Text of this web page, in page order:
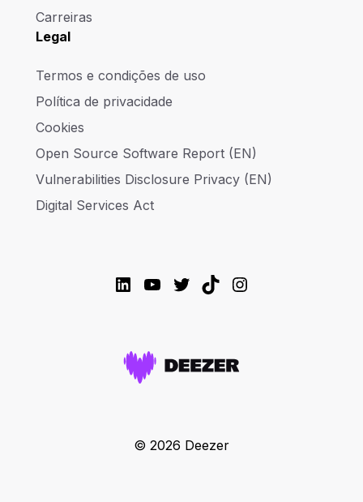
Carreiras
Legal
Termos e condições de uso
Política de privacidade
Cookies
Open Source Software Report (EN)
Vulnerabilities Disclosure Privacy (EN)
Digital Services Act
LinkedIn
YouTube
Twitter
TikTokInstagram
© 2026 Deezer